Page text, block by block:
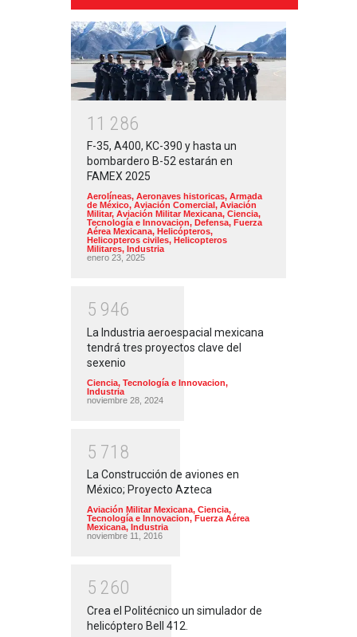
1 1 286
F-35, A400, KC-390 y hasta un
bombardero B-52 estarán en
FAMEX 2025
Aerolíneas, Aeronaves historicas, Armada
de México, Aviación Comercial, Aviación
Militar, Aviación Militar Mexicana, Ciencia,
Tecnología e Innovacion, Defensa, Fuerza
Aérea Mexicana, Helicópteros,
Helicopteros civiles, Helicopteros
Militares, Industria
enero 23, 2025
5 946
La Industria aeroespacial mexicana
tendrá tres proyectos clave del
sexenio
Ciencia, Tecnología e Innovacion,
Industria
noviembre 28, 2024
5 71 8
La Construcción de aviones en
México; Proyecto Azteca
Aviación Militar Mexicana, Ciencia,
Tecnología e Innovacion, Fuerza Aérea
Mexicana, Industria
noviembre 11, 2016
5 260
Crea el Politécnico un simulador de
helicóptero Bell 412.